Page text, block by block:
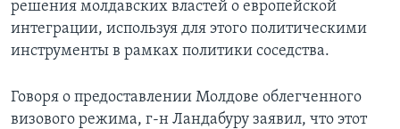
решения молдавских властей о европейской
интеграции, используя для этого политическими
инструменты в рамках политики соседства.
Говоря о предоставлении Молдове облегченного
визового режима, г-н Ландабуру заявил, что этот